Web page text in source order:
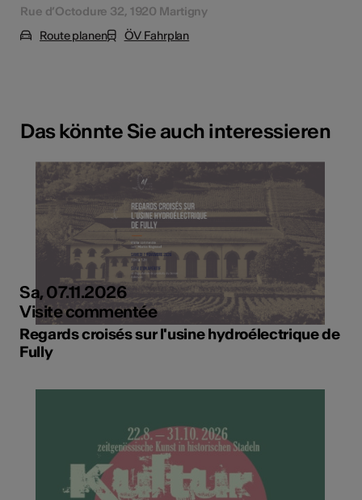
Rue d’Octodure 32, 1920 Martigny
Route planen
ÖV Fahrplan
Das könnte Sie auch interessieren
Sa, 07.11.2026
Visite commentée
Regards croisés sur l'usine hydroélectrique de
Fully